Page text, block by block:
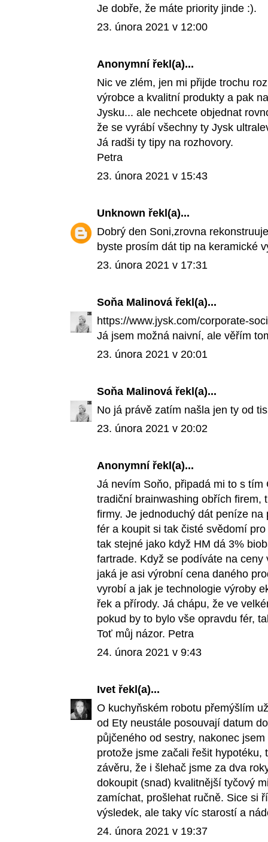
Je dobře, že máte priority jinde :).
23. února 2021 v 12:00
Anonymní řekl(a)...
Nic ve zlém, jen mi přijde trochu
výrobce a kvalitní produkty a pak
Jysku... ale nechcete objednat
že se vyrábí všechny ty Jysk
Já radši ty tipy na rozhovory.
Petra
23. února 2021 v 15:43
Unknown řekl(a)...
Dobrý den Soni,zrovna
byste prosím dát tip na keramické
23. února 2021 v 17:31
Soňa Malinová řekl(a)...
https://www.jysk.com/corporate-
Já jsem možná naivní, ale věřím
23. února 2021 v 20:01
Soňa Malinová řekl(a)...
No já právě zatím našla jen ty od
23. února 2021 v 20:02
Anonymní řekl(a)...
Já nevím Soňo, připadá mi to s
tradiční brainwashing obřích firem,
firmy. Je jednoduchý dát peníze
fér a koupit si tak čisté svědomí
tak stejné jako když HM dá 3%
fartrade. Když se podíváte na
jaká je asi výrobní cena daného
vyrobí a jak je technologie výroby
řek a přírody. Já chápu, že ve
pokud by to bylo vše opravdu fér,
Toť můj názor. Petra
24. února 2021 v 9:43
Ivet řekl(a)...
O kuchyňském robotu přemýšlím
od Ety neustále posouvají datum
půjčeného od sestry, nakonec
protože jsme začali řešit
závěru, že i šlehač jsme za dva
dokoupit (snad) kvalitnější tyčový
zamíchat, prošlehat ručně. Sice si
výsledek, ale taky víc starostí a
24. února 2021 v 19:37